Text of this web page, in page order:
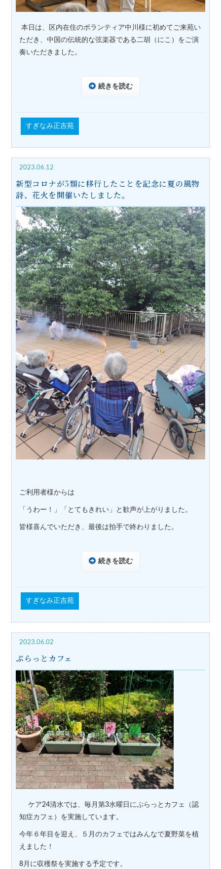
本日は、区内在住のボランティア中川様に初めてご来苑い
ただき、中国の伝統的な弦楽器である二胡（にこ）をご演
奏いただきました。
続きを読む
すぎなみ正吉苑
2023.06.12
新型コロナが5類に移行したことを記念に夏の風物
詩、花火を開催いたしました。
ご利用者様からは
「うわー！」「とてもきれい」と歓声が上がりました。
皆様喜んでいただき、最後は拍手で終わりました。
続きを読む
すぎなみ正吉苑
2023.06.02
ぷらっとカフェ
ケア24清水では、毎月第3水曜日にぷらっとカフェ（認
知症カフェ）を実施しています。
今年６年目を迎え、５月のカフェではみんなで夏野菜を植
えました！
8月に収穫祭を実施する予定です。